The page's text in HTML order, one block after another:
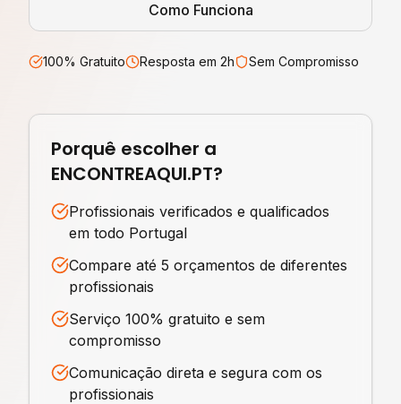
Como Funciona
100% Gratuito Resposta em 2h Sem Compromisso
Porquê escolher a
ENCONTREAQUI.PT?
Profissionais verificados e qualificados
em todo Portugal
Compare até 5 orçamentos de diferentes
profissionais
Serviço 100% gratuito e sem
compromisso
Comunicação direta e segura com os
profissionais